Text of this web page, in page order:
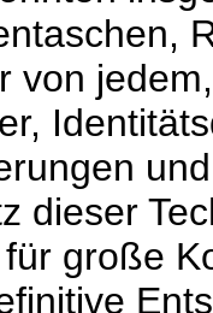
von
dieser
große